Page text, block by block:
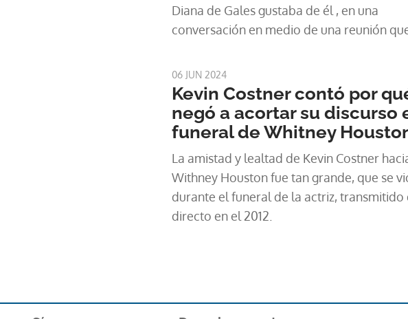
Diana de Gales gustaba de él , en una
conversación en medio de una reunión
06 JUN 2024
Kevin Costner contó por
negó a acortar su discurso
funeral de Whitney
La amistad y lealtad de Kevin Costner
Withney Houston fue tan grande, que se
durante el funeral de la actriz, transmitido
directo en el 2012.